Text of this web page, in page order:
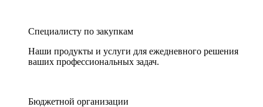
Специалисту по закупкам
Наши продукты и услуги для ежедневного решения
ваших профессиональных задач.
Бюджетной организации